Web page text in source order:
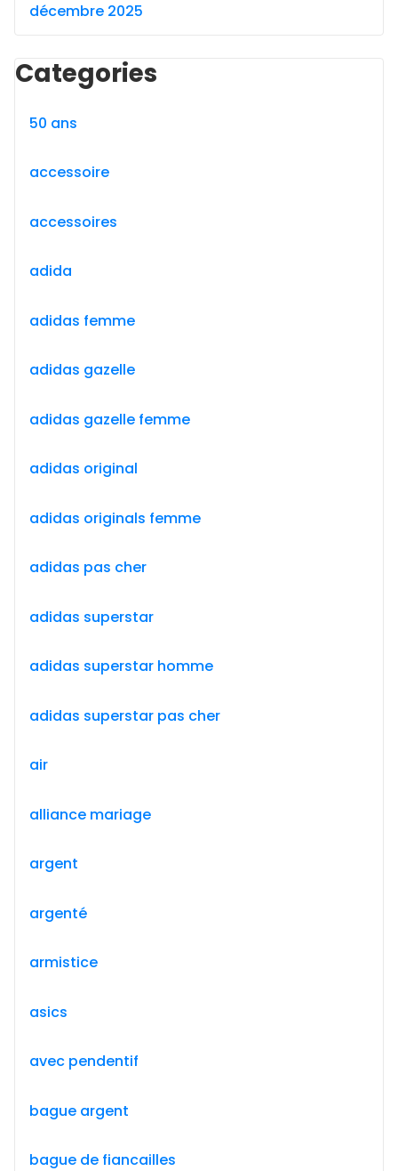
décembre 2025
Categories
50 ans
accessoire
accessoires
adida
adidas femme
adidas gazelle
adidas gazelle femme
adidas original
adidas originals femme
adidas pas cher
adidas superstar
adidas superstar homme
adidas superstar pas cher
air
alliance mariage
argent
argenté
armistice
asics
avec pendentif
bague argent
bague de fiancailles